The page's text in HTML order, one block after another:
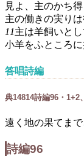
見よ、主のかち
主の働きの実りは
11主は羊飼いと
小羊をふところ
答唱詩編
典14814詩編96・1+2
遠く地の果てま
詩編96